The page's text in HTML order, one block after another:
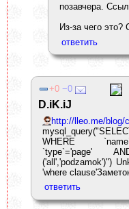
позавчера.
Из-за чего
0 0
D.iK.iJ
http://lleo.me/blog/
WHERE
`type`='page'
('all','podzamok')")
'where